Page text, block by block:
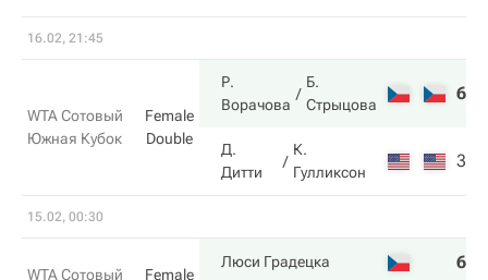
16.02, 21:45
WTA Сотовый
Южная Кубок
Female
Double
Р.
Ворачова
Б.
Стрыцова
6
Д.
Дитти
К.
Гулликсон
3
15.02, 00:30
WTA Сотовый
Female
Люси Градецка 6